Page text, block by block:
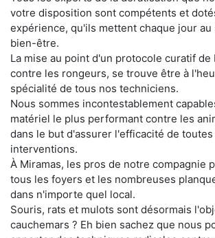
votre disposition sont compétents et
expérience, qu'ils mettent chaque jour
bien-être.
La mise au point d'un protocole curatif de
contre les rongeurs, se trouve être à
spécialité de tous nos techniciens.
Nous sommes incontestablement
matériel le plus performant contre les
dans le but d'assurer l'efficacité de toutes
interventions.
À Miramas, les pros de notre compagnie
tous les foyers et les nombreuses
dans n'importe quel local.
Souris, rats et mulots sont désormais
cauchemars ? Eh bien sachez que nous